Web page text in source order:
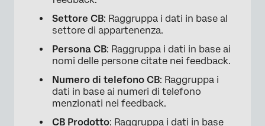
Settore CB: Raggruppa i dati in base al
settore di appartenenza.
Persona CB: Raggruppa i dati in base ai
nomi delle persone citate nei feedback.
Numero di telefono CB: Raggruppa i
dati in base ai numeri di telefono
menzionati nei feedback.
CB Prodotto: Raggruppa i dati in base